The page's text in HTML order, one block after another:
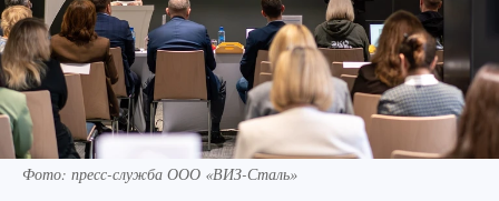
Фото: пресс-служба ООО «ВИЗ-Сталь»